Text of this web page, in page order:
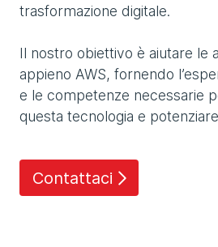
trasformazione digitale.
Il nostro obiettivo è aiutare le
appieno AWS, fornendo
e le competenze necessarie
questa tecnologia e
Contattaci